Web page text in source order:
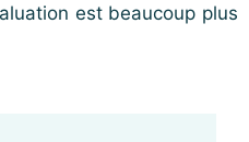
est beaucoup plus